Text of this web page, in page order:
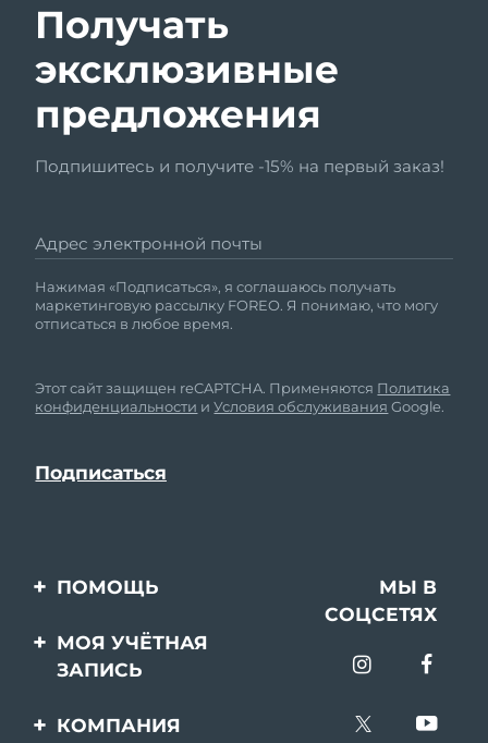
Получать
эксклюзивные
предложения
Подпишитесь и получите -15% на первый заказ!
Адрес электронной почты
Нажимая «Подписаться», я соглашаюсь получать
маркетинговую рассылку FOREO. Я понимаю, что могу
отписаться в любое время.
Этот сайт защищен reCAPTCHA. Применяются Политика
конфиденциальности иУсловия обслуживания Google.
ПОМОЩЬ
Свяжитесь с нами
Заказ и доставка
Гарантия и возврат
МЫ В
СОЦСЕТЯХ
МОЯ УЧЁТНАЯ
ЗАПИСЬ
Регистрация продукта
КОМПАНИЯ